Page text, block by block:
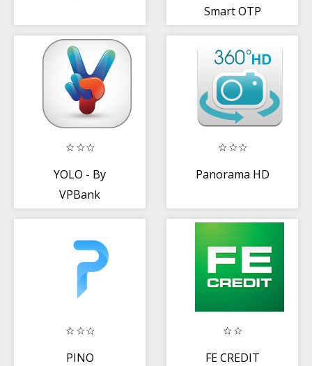
Smart OTP
YOLO - By
VPBank
Panorama HD
PINO
FE CREDIT